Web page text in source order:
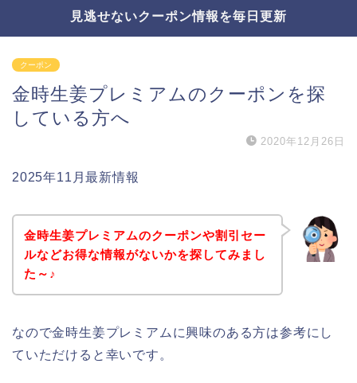
見逃せないクーポン情報を毎日更新
クーポン
金時生姜プレミアムのクーポンを探
している方へ
2020年12月26日
2025年11月最新情報
金時生姜プレミアムのクーポンや割引セー
ルなどお得な情報がないかを探してみまし
た～♪
なので金時生姜プレミアムに興味のある方は参考にし
ていただけると幸いです。